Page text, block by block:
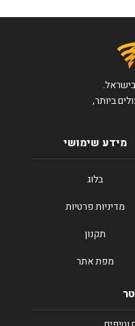
ביותר,
מידע שימושי
בלוג
מדיניות פרטיות
תקנון
מפת אתר